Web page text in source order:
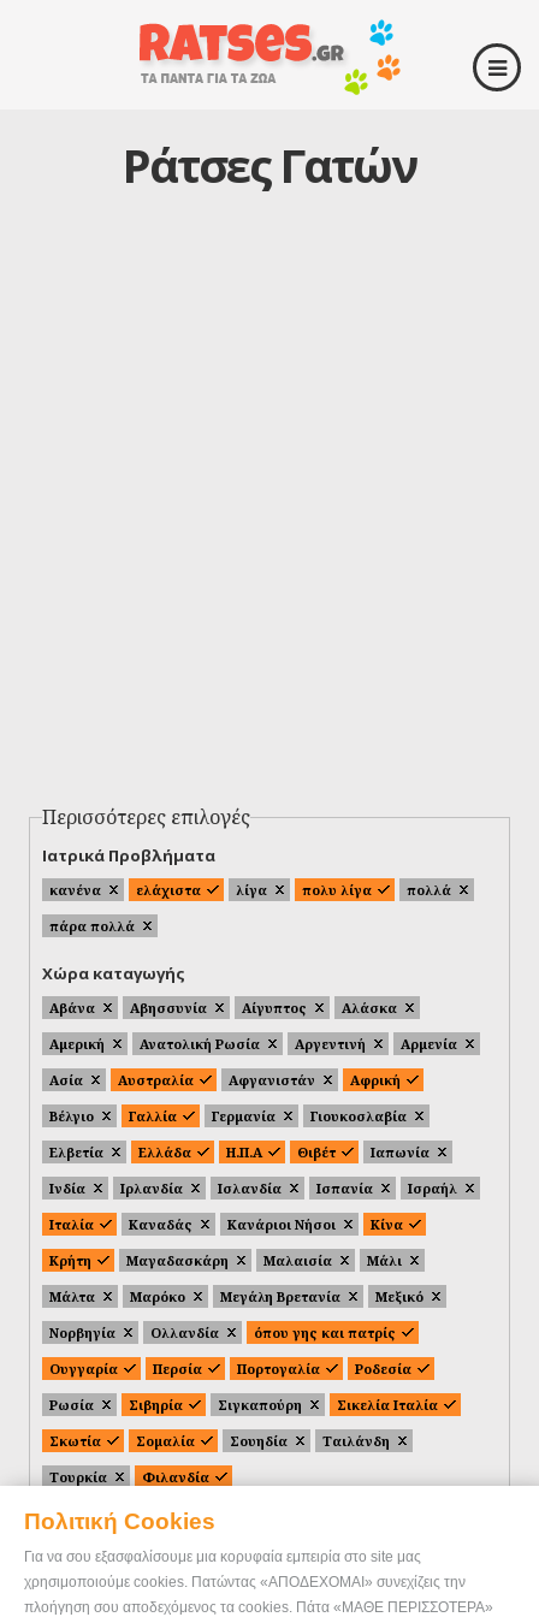
Πολιτική Cookies
Για να σου εξασφαλίσουμε μια κορυφαία εμπειρία στο site μας
χρησιμοποιούμε cookies. Πατώντας «ΑΠΟΔΕΧΟΜΑΙ» συνεχίζεις την
πλοήγηση σου αποδεχόμενος τα cookies. Πάτα «ΜΑΘΕ ΠΕΡΙΣΣΟΤΕΡΑ»
Ράτσες Γατών
Περισσότερες επιλογές
Ιατρικά Προβλήματα
κανένα ελάχιστα λίγα πολυ λίγα
πολλά
πάρα πολλά
Χώρα καταγωγής
Αβάνα Αβησσυνία Αίγυπτος
Αλάσκα
Αμερική
Ανατολική Ρωσία Αργεντινή
Αρμενία
Ασία
Αυστραλία Αφγανιστάν
Αφρική
Βέλγιο
Γαλλία Γερμανία
Γιουκοσλαβία
Ελβετία
Ελλάδα Η.Π.Α Θιβέτ
Ιαπωνία
Ινδία
Ιρλανδία Ισλανδία Ισπανία
Ισραήλ
Ιταλία
Καναδάς Κανάριοι Νήσοι
Κίνα
Κρήτη
Μαγαδασκάρη Μαλαισία
Μάλι
Μάλτα
Μαρόκο Μεγάλη Βρετανία
Μεξικό
Νορβηγία
Ολλανδία
όπου γης και πατρίς
Ουγγαρία
Περσία Πορτογαλία
Ροδεσία
Ρωσία
Σιβηρία Σιγκαπούρη
Σικελία Ιταλία
Σκωτία
Σομαλία Σουηδία
Ταιλάνδη
Τουρκία
Φιλανδία